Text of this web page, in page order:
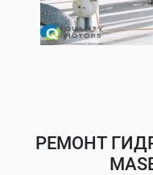
РЕМОНТ